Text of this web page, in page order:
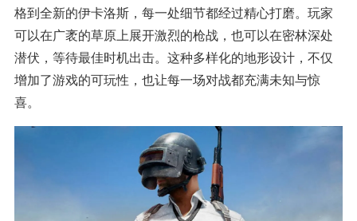
格到全新的伊卡洛斯，每一处细节都经过精心打磨。玩家
可以在广袤的草原上展开激烈的枪战，也可以在密林深处
潜伏，等待最佳时机出击。这种多样化的地形设计，不仅
增加了游戏的可玩性，也让每一场对战都充满未知与惊
喜。